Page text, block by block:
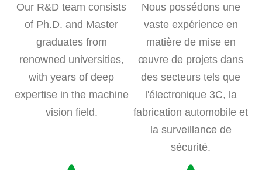
Our R&D team consists
of Ph.D. and Master
graduates from
renowned universities,
with years of deep
expertise in the machine
vision field.
Nous possédons une
vaste expérience en
matière de mise en
œuvre de projets dans
des secteurs tels que
l'électronique 3C, la
fabrication automobile et
la surveillance de
sécurité.